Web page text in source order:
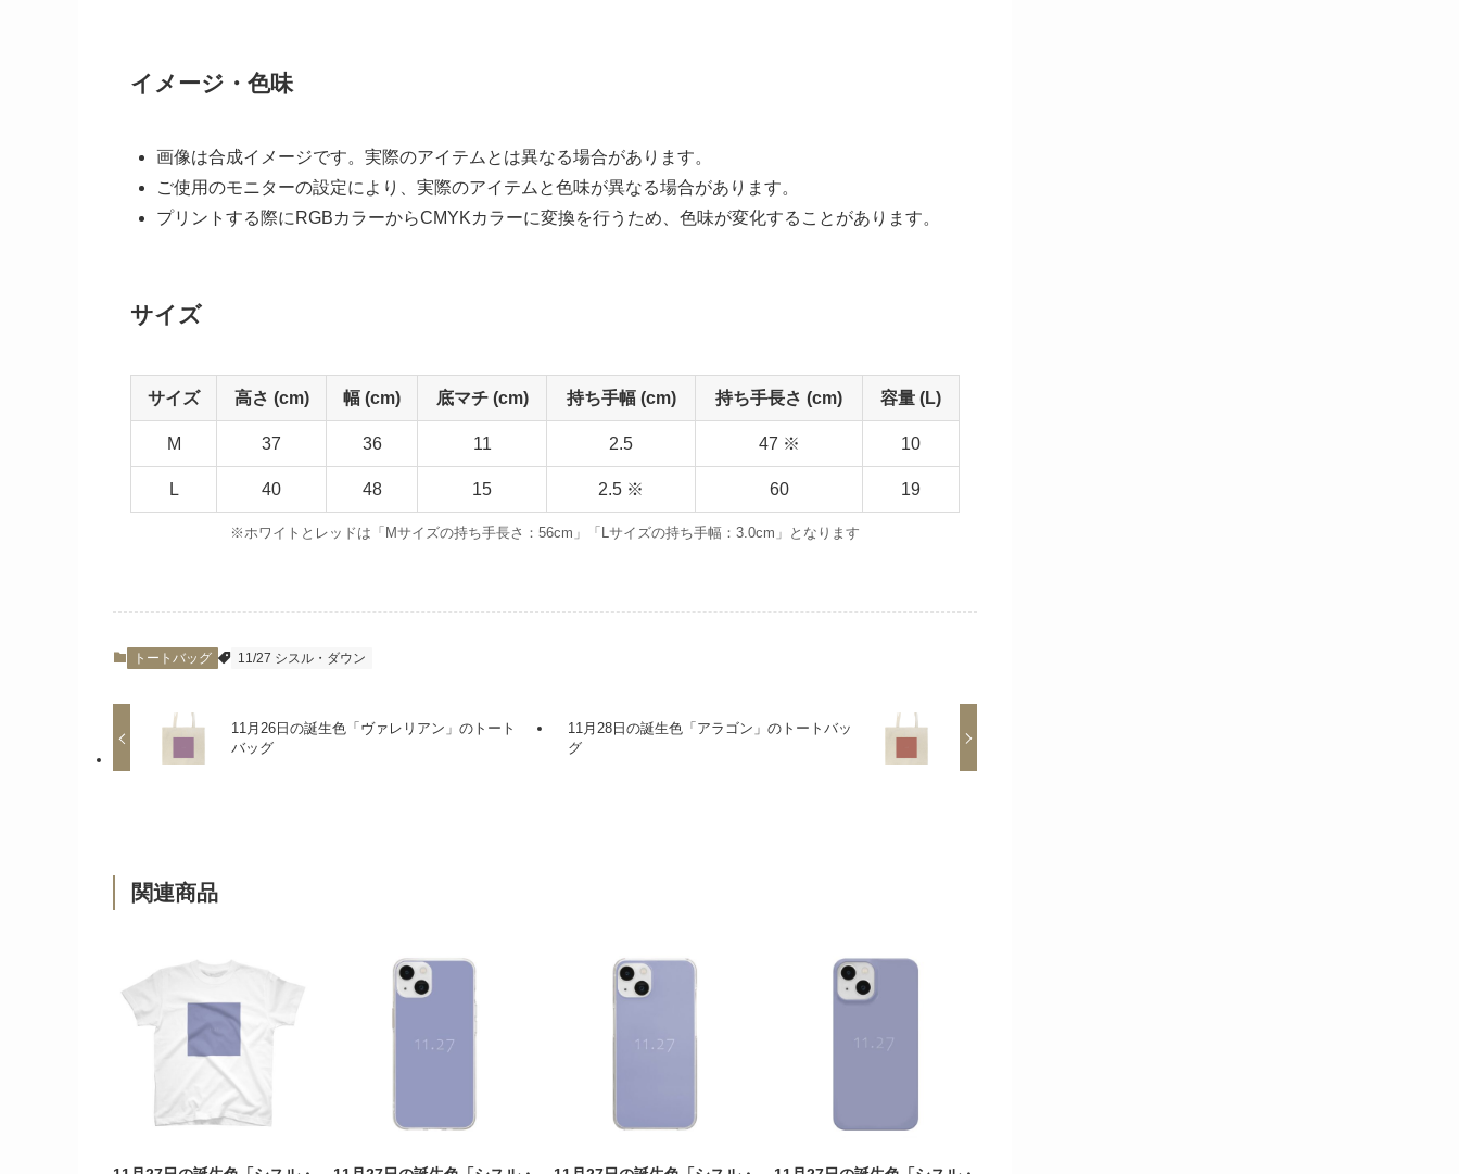
イメージ・色味
画像は合成イメージです。実際のアイテムとは異なる場合があります。
ご使用のモニターの設定により、実際のアイテムと色味が異なる場合があります。
プリントする際にRGBカラーからCMYKカラーに変換を行うため、色味が変化することがあります。
サイズ
サイズ 高さ (cm) 幅 (cm) 底マチ (cm) 持ち手幅 (cm) 持ち手長さ (cm) 容量 (L)
M 37 36 11 2.5 47 ※ 10
L 40 48 15 2.5 ※ 60 19
※ホワイトとレッドは「Mサイズの持ち手長さ：56cm」「Lサイズの持ち手幅：3.0cm」となります
トートバッグ 11/27 シスル・ダウン
11月26日の誕生色「ヴァレリアン」のトート
バッグ
11月28日の誕生色「アラゴン」のトートバッ
グ
関連商品